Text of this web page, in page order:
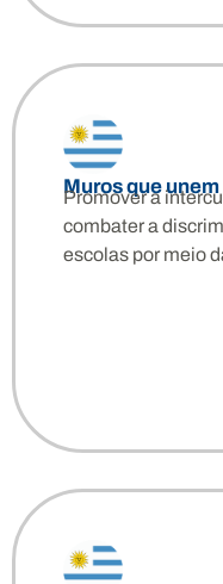
Muros que unem
Promover a
combater a
escolas por meio